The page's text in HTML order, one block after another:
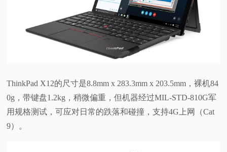
体
ThinkPad X12的尺寸是8.8mm x 283.3mm x 203.5mm，裸机84
0g，带键盘1.2kg，稍微偏重，但机器经过MIL-STD-810G军
用规格测试，可应对日常的跌落和碰撞，支持4G上网（Cat
9）。